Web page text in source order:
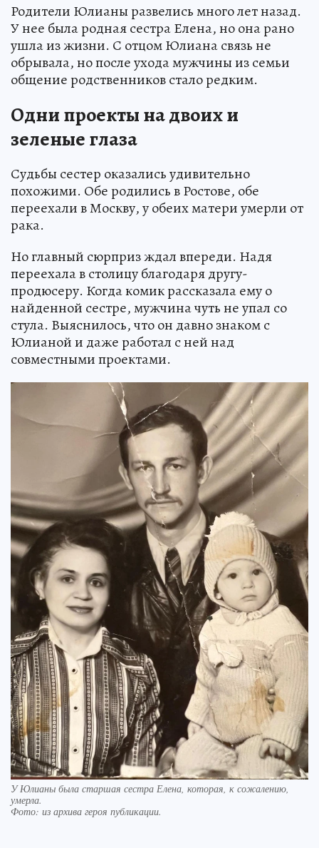
Родители Юлианы развелись много лет назад.
У нее была родная сестра Елена, но она рано
ушла из жизни. С отцом Юлиана связь не
обрывала, но после ухода мужчины из семьи
общение родственников стало редким.
Одни проекты на двоих и
зеленые глаза
Судьбы сестер оказались удивительно
похожими. Обе родились в Ростове, обе
переехали в Москву, у обеих матери умерли от
рака.
Но главный сюрприз ждал впереди. Надя
переехала в столицу благодаря другу-
продюсеру. Когда комик рассказала ему о
найденной сестре, мужчина чуть не упал со
стула. Выяснилось, что он давно знаком с
Юлианой и даже работал с ней над
совместными проектами.
У Юлианы была старшая сестра Елена, которая, к сожалению,
умерла.
Фото: из архива героя публикации.